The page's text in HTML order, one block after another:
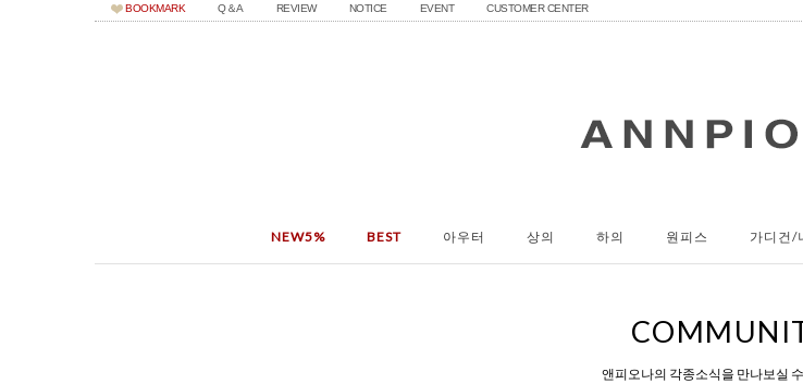
BOOKMARK Q＆A REVIEW NOTICE EVENT CUSTOMER CENTER
NEW5% BEST 아우터 상의 하의 원피스 가디건/
앤피오나의 각종소식을 만나보실